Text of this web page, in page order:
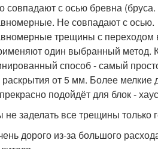
с осью бревна (бруса.
Не совпадают с осью.
трещины с переходом
один выбранный метод.
способ - самый
от 5 мм. Более
подойдёт для блок -
заделать все трещины только
дорого из-за большого